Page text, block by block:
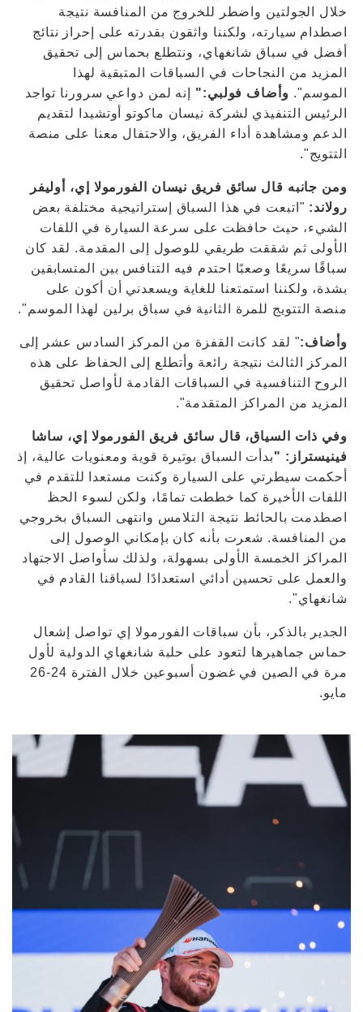
خلال الجولتين واضطر للخروج من المنافسة نتيجة
اصطدام سيارته، ولكننا واثقون بقدرته على إحراز نتائج
أفضل في سباق شانغهاي، ونتطلع بحماس إلى تحقيق
المزيد من النجاحات في السباقات المتبقية لهذا
الموسم". وأضاف فولبي:"
إنه لمن دواعي سرورنا تواجد
الرئيس التنفيذي لشركة نيسان ماكوتو أوتشيدا لتقديم
الدعم ومشاهدة أداء الفريق، والاحتفال معنا على منصة
التتويج".
ومن جانبه قال سائق فريق نيسان الفورمولا إي، أوليفر
رولاند: "اتبعت في هذا السباق إستراتيجية مختلفة بعض
الشيء، حيث حافظت على سرعة السيارة في اللفات
الأولى ثم شققت طريقي للوصول إلى المقدمة. لقد كان
سباقًا سريعًا وصعبًا احتدم فيه التنافس بين المتسابقين
بشدة، ولكننا استمتعنا للغاية ويسعدني أن أكون على
منصة التتويج للمرة الثانية في سباق برلين لهذا الموسم".
وأضاف:" لقد كانت القفزة من المركز السادس عشر إلى
المركز الثالث نتيجة رائعة وأتطلع إلى الحفاظ على هذه
الروح التنافسية في السباقات القادمة لأواصل تحقيق
المزيد من المراكز المتقدمة".
وفي ذات السياق، قال سائق فريق الفورمولا إي، ساشا
فينيستراز: "بدأت السباق بوتيرة قوية ومعنويات عالية، إذ
أحكمت سيطرتي على السيارة وكنت مستعدا للتقدم في
اللفات الأخيرة كما خططت تمامًا، ولكن لسوء الحظ
اصطدمت بالحائط نتيجة التلامس وانتهى السباق بخروجي
من المنافسة. شعرت بأنه كان بإمكاني الوصول إلى
المراكز الخمسة الأولى بسهولة، ولذلك سأواصل الاجتهاد
والعمل على تحسين أدائي استعدادًا لسباقنا القادم في
شانغهاي".
الجدير بالذكر، بأن سباقات الفورمولا إي تواصل إشعال
حماس جماهيرها لتعود على حلبة شانغهاي الدولية لأول
مرة في الصين في غضون أسبوعين خلال الفترة 24-26
مايو.